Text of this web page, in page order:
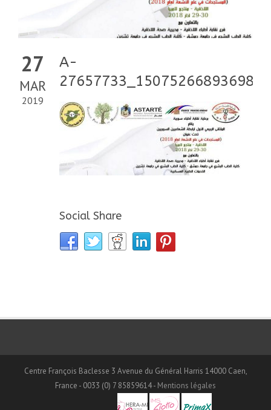
27
MAR
2019
A-
Social Share
Centre François Baclesse 3 Avenue du Général Harris 14000 Caen,
France - 0033 (0) 7 85859614 - Mentions légales